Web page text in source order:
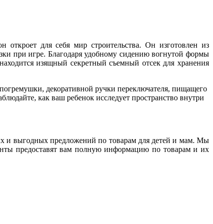
для себя мир строительства. Он изготовлен из
при игре. Благодаря удобному сидению вогнутой формы
изящный секретный съемный отсек для хранения
декоративной ручки переключателя, пищащего
как ваш ребенок исследует пространство внутри
и выгодных предложений по товарам для детей и мам. Мы
предоставят вам полную информацию по товарам и их